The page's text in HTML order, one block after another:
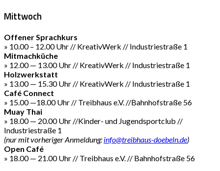
Mittwoch
Offener Sprachkurs
» 10.00 – 12.00 Uhr // KreativWerk // Industriestraße 1
Mitmachküche
» 12.00 — 13.00 Uhr // KreativWerk // Industriestraße 1
Holzwerkstatt
» 13.00 — 15.30 Uhr // KreativWerk // Industriestraße 1
Café Connect
» 15.00 —18.00 Uhr // Treibhaus e.V. //Bahnhofstraße 56
Muay Thai
» 18.00 — 20.00 Uhr //Kinder- und Jugendsportclub //
Industriestraße 1
(nur mit vorheriger Anmeldung: info@treibhaus-doebeln.de)
Open Café
» 18.00 — 21.00 Uhr // Treibhaus e.V. // Bahnhofstraße 56